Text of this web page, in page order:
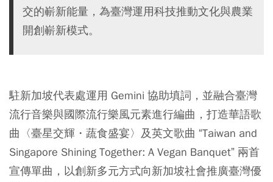
交的嶄新能量，為臺灣運用科技推動文化與農業
開創嶄新模式。
駐新加坡代表處運用 Gemini 協助填詞，並融合臺灣
流行音樂與國際流行樂風元素進行編曲，打造華語歌
曲〈臺星交輝・蔬食盛宴〉及英文歌曲 “Taiwan and
Singapore Shining Together: A Vegan Banquet” 兩首
宣傳單曲，以創新多元方式向新加坡社會推廣臺灣優